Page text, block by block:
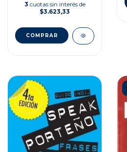
3 cuotas sin interés de
$3.623,33